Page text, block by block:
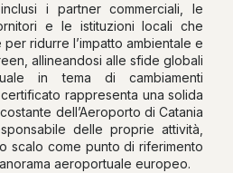
i partner commerciali, le
e le istituzioni locali che
ridurre l’impatto ambientale e
allineandosi alle sfide globali
in tema di cambiamenti
rappresenta una solida
dell’Aeroporto di Catania
delle proprie attività,
scalo come punto di riferimento
aeroportuale europeo.